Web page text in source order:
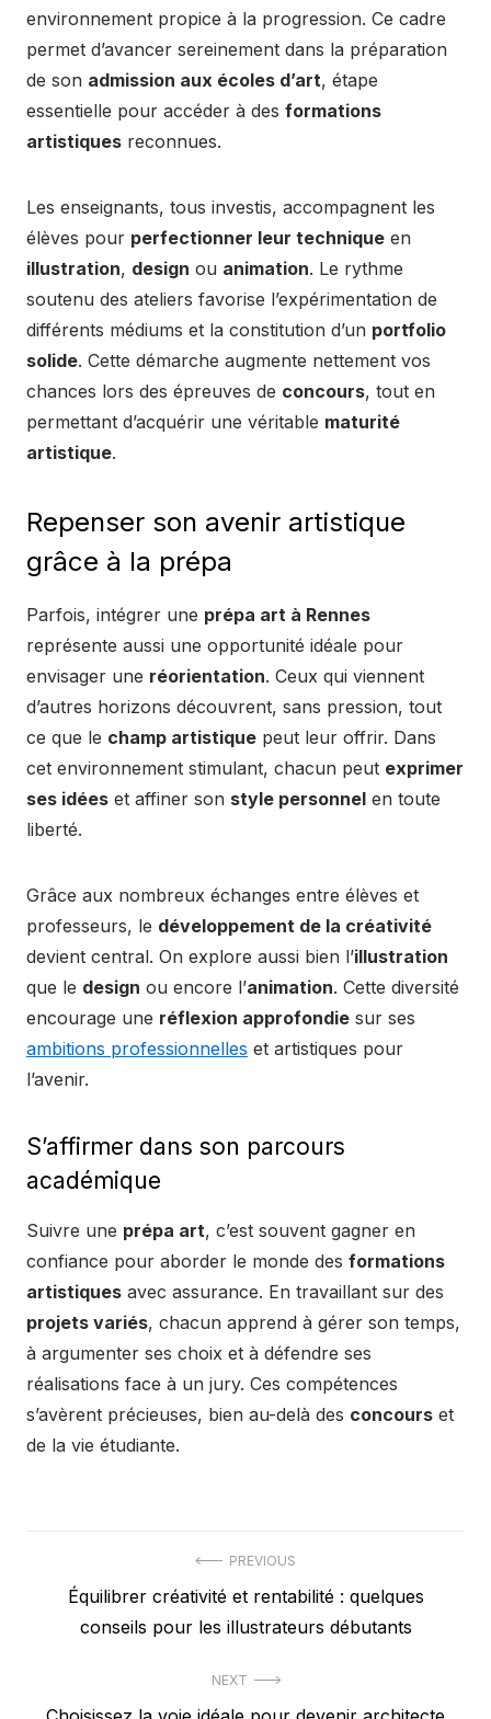
environnement propice à la progression. Ce cadre
permet d’avancer sereinement dans la préparation
de son admission aux écoles d’art, étape
essentielle pour accéder à des formations
artistiques reconnues.
Les enseignants, tous investis, accompagnent les
élèves pour perfectionner leur technique en
illustration, design ou animation. Le rythme
soutenu des ateliers favorise l’expérimentation de
différents médiums et la constitution d’un portfolio
solide. Cette démarche augmente nettement vos
chances lors des épreuves de concours, tout en
permettant d’acquérir une véritable maturité
artistique.
Repenser son avenir artistique
grâce à la prépa
Parfois, intégrer une prépa art à Rennes
représente aussi une opportunité idéale pour
envisager une réorientation. Ceux qui viennent
d’autres horizons découvrent, sans pression, tout
ce que le champ artistique peut leur offrir. Dans
cet environnement stimulant, chacun peut exprimer
ses idées et affiner son style personnel en toute
liberté.
Grâce aux nombreux échanges entre élèves et
professeurs, le développement de la créativité
devient central. On explore aussi bien l’illustration
que le design ou encore l’animation. Cette diversité
encourage une réflexion approfondie sur ses
ambitions professionnelles et artistiques pour
l’avenir.
S’affirmer dans son parcours
académique
Suivre une prépa art, c’est souvent gagner en
confiance pour aborder le monde des formations
artistiques avec assurance. En travaillant sur des
projets variés, chacun apprend à gérer son temps,
à argumenter ses choix et à défendre ses
réalisations face à un jury. Ces compétences
s’avèrent précieuses, bien au-delà des concours et
de la vie étudiante.
navigation
PREVIOUS
Previous
Équilibrer créativité et rentabilité : quelques
conseils pour les illustrateurs débutants
NEXT
Next